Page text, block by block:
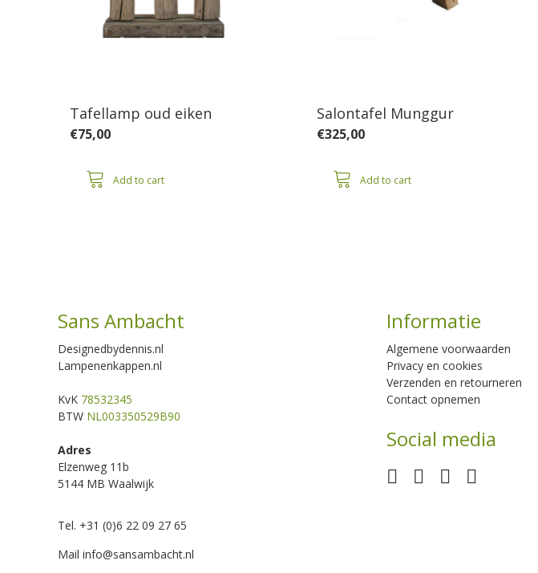
Tafellamp oud eiken
€75,00
Add to cart
Salontafel Munggur
€325,00
Add to cart
Sans Ambacht
Designedbydennis.nl
Lampenenkappen.nl
KvK 78532345
BTW NL003350529B90
Adres
Elzenweg 11b
5144 MB Waalwijk
Tel. +31 (0)6 22 09 27 65
Mail info@sansambacht.nl
Informatie
Algemene voorwaarden
Privacy en cookies
Verzenden en retourneren
Contact opnemen
Social media